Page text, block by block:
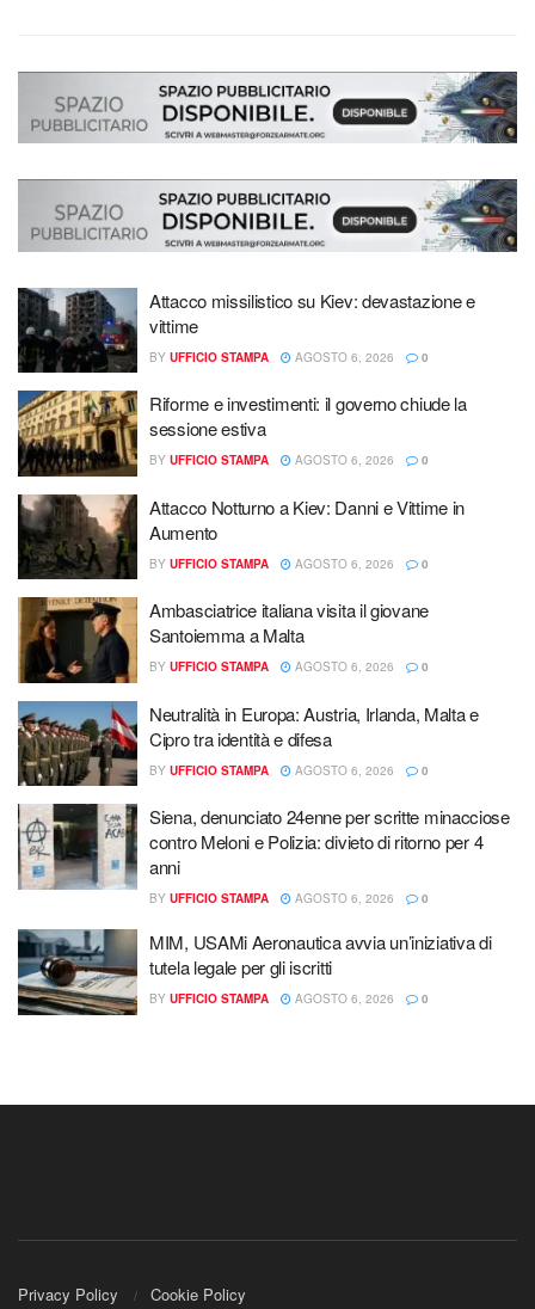
Attacco missilistico su Kiev: devastazione e
vittime
BY UFFICIO STAMPA AGOSTO 6, 2026 0
Riforme e investimenti: il governo chiude la
sessione estiva
BY UFFICIO STAMPA AGOSTO 6, 2026 0
Attacco Notturno a Kiev: Danni e Vittime in
Aumento
BY UFFICIO STAMPA AGOSTO 6, 2026 0
Ambasciatrice italiana visita il giovane
Santoiemma a Malta
BY UFFICIO STAMPA AGOSTO 6, 2026 0
Neutralità in Europa: Austria, Irlanda, Malta e
Cipro tra identità e difesa
BY UFFICIO STAMPA AGOSTO 6, 2026 0
Siena, denunciato 24enne per scritte minacciose
contro Meloni e Polizia: divieto di ritorno per 4
anni
BY UFFICIO STAMPA AGOSTO 6, 2026 0
MIM, USAMi Aeronautica avvia un’iniziativa di
tutela legale per gli iscritti
BY UFFICIO STAMPA AGOSTO 6, 2026 0
Privacy Policy Cookie Policy